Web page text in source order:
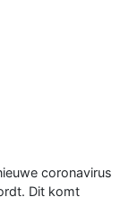
coronavirus
Dit komt